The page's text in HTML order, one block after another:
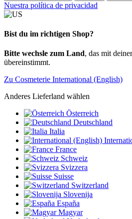
Nuestra política de privacidad
Bist du im richtigen Shop?
Bitte wechsle zum Land, das mit
übereinstimmt.
Zu Cosmeterie International (English)
Anderes Lieferland wählen
Österreich
Deutschland
Italia
France
Schweiz
Svizzera
Suisse
Switzerland
Slovenija
España
Magyar